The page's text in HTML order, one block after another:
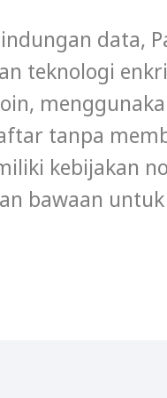
data,
teknologi
tanpa
kebijakan
bawaan